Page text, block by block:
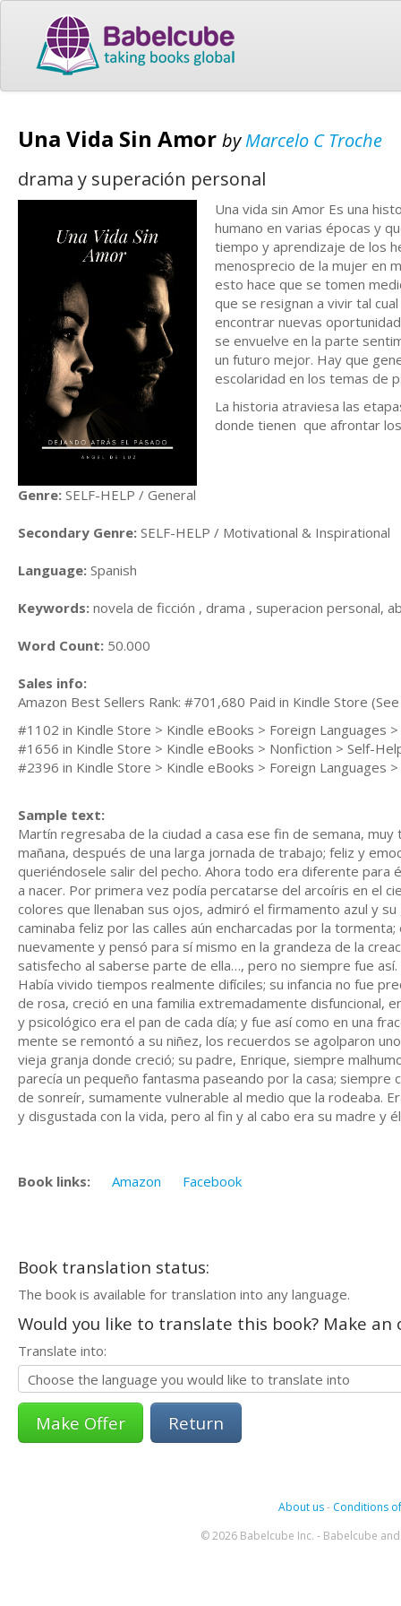
Una Vida Sin Amor byMarcelo C Troche
drama y superación personal
Una vida sin Amor Es una
humano en varias épocas y
tiempo y aprendizaje de los
menosprecio de la mujer en
esto hace que se tomen
que se resignan a vivir tal
encontrar nuevas
se envuelve en la parte
un futuro mejor. Hay que
escolaridad en los temas de
La historia atraviesa las
donde tienen que afrontar
Genre: SELF-HELP / General
Secondary Genre: SELF-HELP / Motivational & Inspirational
Language: Spanish
Keywords: novela de ficción , drama , superacion personal,
Word Count: 50.000
Sales info:
Amazon Best Sellers Rank: #701,680 Paid in Kindle Store
#1102 in Kindle Store > Kindle eBooks > Foreign Languages
#1656 in Kindle Store > Kindle eBooks > Nonfiction > Self-
#2396 in Kindle Store > Kindle eBooks > Foreign Languages
Sample text:
Martín regresaba de la ciudad a casa ese fin de semana,
mañana, después de una larga jornada de trabajo; feliz y
queriéndosele salir del pecho. Ahora todo era diferente para
a nacer. Por primera vez podía percatarse del arcoíris en el
colores que llenaban sus ojos, admiró el firmamento azul y su
caminaba feliz por las calles aún encharcadas por la
nuevamente y pensó para sí mismo en la grandeza de la
satisfecho al saberse parte de ella…, pero no siempre fue así.
Había vivido tiempos realmente difíciles; su infancia no fue
de rosa, creció en una familia extremadamente disfuncional,
y psicológico era el pan de cada día; y fue así como en una
mente se remontó a su niñez, los recuerdos se agolparon
vieja granja donde creció; su padre, Enrique, siempre
parecía un pequeño fantasma paseando por la casa; siempre
de sonreír, sumamente vulnerable al medio que la rodeaba.
y disgustada con la vida, pero al fin y al cabo era su madre y
Book links: Amazon Facebook
Book translation status:
The book is available for translation into any language.
Would you like to translate this book? Make
Translate into:
Return
About us- Conditions
© 2026 Babelcube Inc. - Babelcube